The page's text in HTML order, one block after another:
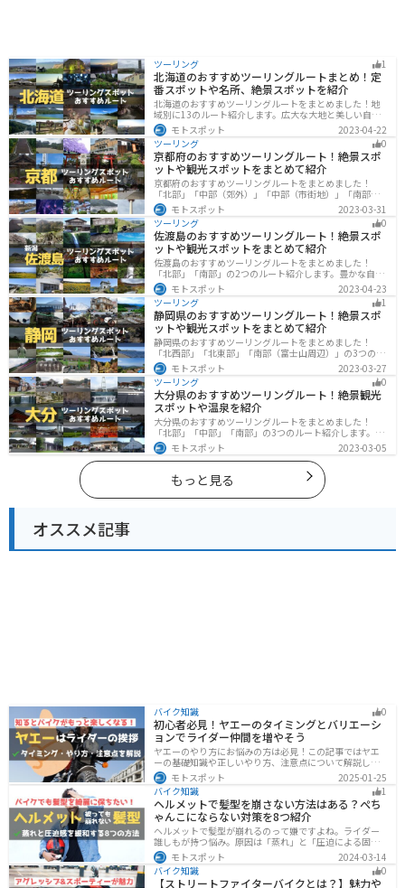
ツーリング 1
北海道のおすすめツーリングルートまとめ！定
番スポットや名所、絶景スポットを紹介
北海道のおすすめツーリングルートをまとめました！地
域別に13のルート紹介します。広大な大地と美しい自然
が広がり、四季折々の魅力を楽しめる観光スポットが数
多くあります。バイクで北海道にツーリングに行く際は
参考にしてください。
モトスポット
2023-04-22
ツーリング
0
京都府のおすすめツーリングルート！絶景スポ
ットや観光スポットをまとめて紹介
京都府のおすすめツーリングルートをまとめました！
「北部」「中部（郊外）」「中部（市街地）」「南部」
の4つのルート紹介します。古い町並みや神社仏閣、自然
に囲まれた風光明媚なスポットが数多く存在し、様々な
楽しみ方ができます。バイクで京都府にツーリングに行
く際は参考にしてください。
モトスポット
2023-03-31
ツーリング
0
佐渡島のおすすめツーリングルート！絶景スポ
ットや観光スポットをまとめて紹介
佐渡島のおすすめツーリングルートをまとめました！
「北部」「南部」の2つのルート紹介します。豊かな自然
と歴史的なスポット、トキなどの貴重な動物を見られる
スポットが多数あります。バイクで佐渡島にツーリング
に行く際は参考にしてください。
モトスポット
2023-04-23
ツーリング
1
静岡県のおすすめツーリングルート！絶景スポ
ットや観光スポットをまとめて紹介
静岡県のおすすめツーリングルートをまとめました！
「北西部」「北東部」「南部（富士山周辺）」の3つのル
ート紹介します。富士山を中心に自然豊かな景色や食事
を楽しめるスポットが多数あります。バイクで静岡県に
ツーリングに行く際は参考にしてください。
モトスポット
2023-03-27
ツーリング
0
大分県のおすすめツーリングルート！絶景観光
スポットや温泉を紹介
大分県のおすすめツーリングルートをまとめました！
「北部」「中部」「南部」の3つのルート紹介します。阿
蘇の雄大な自然を満喫できるスポットや温泉を満喫する
ツーリングができます。バイクで大分県にツーリングに
行く際は参考にしてください。
モトスポット 2023-03-05
もっと見る
オススメ記事
バイク知識 0
初心者必見！ヤエーのタイミングとバリエーシ
ョンでライダー仲間を増やそう
ヤエーのやり方にお悩みの方は必見！この記事ではヤエ
ーの基礎知識や正しいやり方、注意点について解説しま
す。実はヤエーには、ツーリング中の連帯感を高める効
果があります。この記事を読めば、ヤエーの楽しみ方と
安全に行うポイントがわかるでしょう。
モトスポット
2025-01-25
バイク知識
1
ヘルメットで髪型を崩さない方法はある？ぺち
ゃんこにならない対策を8つ紹介
ヘルメットで髪型が崩れるのって嫌ですよね。ライダー
誰しもが持つ悩み。原因は「蒸れ」と「圧迫による固
定」です。原因に対してしっかりと対策すればヘルメッ
トを被っても髪型を崩さなくすることは可能です。今回
はその方法をまとめました。バイクに乗って髪型が崩れ
るのが気になるという人は、参考にしてください。
モトスポット
2024-03-14
バイク知識
0
【ストリートファイターバイクとは？】魅力や